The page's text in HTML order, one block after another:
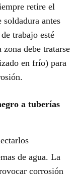
retire el
antes
trabajo esté
debe tratarse
en frío) para
a tuberías
de agua. La
corrosión